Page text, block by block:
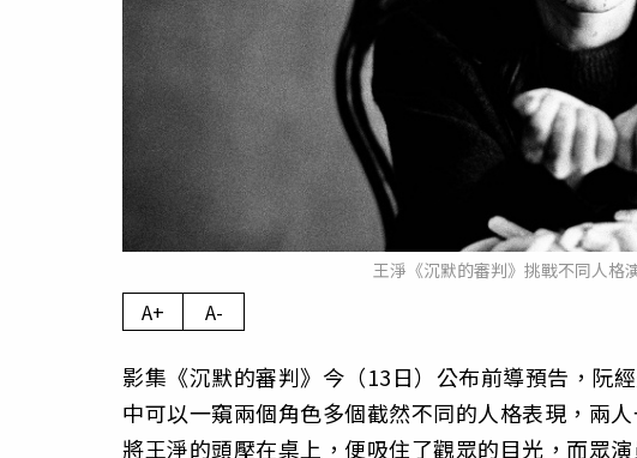
王淨《沉默的審判》挑戰不同人格
A+ A-
影集《沉默的審判》今（13日）公布前導預告，阮
中可以一窺兩個角色多個截然不同的人格表現，兩
將王淨的頭壓在桌上，便吸住了觀眾的目光，而眾